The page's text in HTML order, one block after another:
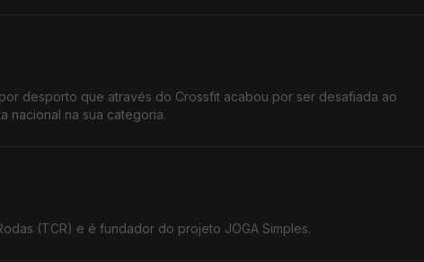
desporto que através do Crossfit acabou por ser desafiada ao
nacional na sua categoria.
(TCR) e é fundador do projeto JOGA Simples.